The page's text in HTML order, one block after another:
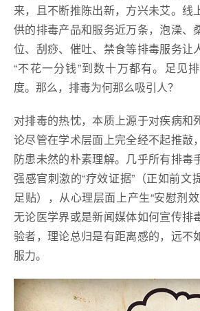
来，且不断推陈出新，方兴未艾。线
供的排毒产品和服务近万条，泡澡、
位、刮痧、催吐、禁食等排毒服务让
“不花一分钱”到数十万都有。足见
度。那么，排毒为何那么吸引人？
对排毒的热忱，本质上源于对疾病和
论尽管在学术层面上完全经不起推敲
防患未然的朴素理解。几乎所有排毒
强感官刺激的“疗效证据”（正如前文
足贴），从心理层面上产生“安慰剂效
无论医学界或是新闻媒体如何宣传排
验者，理论总归是有距离感的，远不
服力。